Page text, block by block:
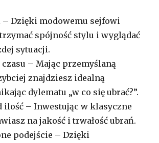
– Dzięki modowemu sejfowi
spójność stylu i wyglądać
sytuacji.
czasu – Mając przemyślaną
znajdziesz idealną
dylematu „w co się ubrać?”.
ilość – Inwestując w klasyczne
na jakość i trwałość ubrań.
podejście – Dzięki